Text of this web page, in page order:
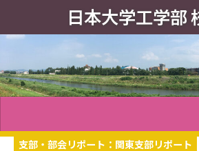
日本大学工学部
支部・部会リポート： 関東支部リポート